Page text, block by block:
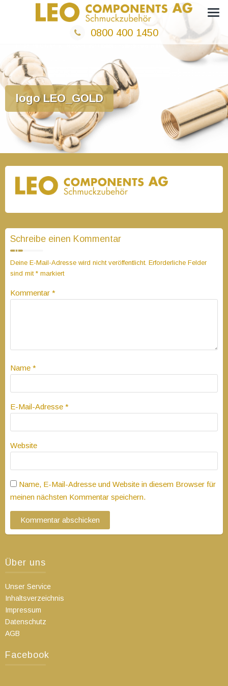
Neu bei Leo Components AG – Goldkatalog
0800 400 1450
logo LEO_GOLD
Schreibe einen Kommentar
Deine E-Mail-Adresse wird nicht veröffentlicht. Erforderliche Felder
sind mit * markiert
Kommentar *
Name *
E-Mail-Adresse *
Website
Name, E-Mail-Adresse und Website in diesem Browser für
meinen nächsten Kommentar speichern.
Über uns
Unser Service
Inhaltsverzeichnis
Impressum
Datenschutz
AGB
Facebook